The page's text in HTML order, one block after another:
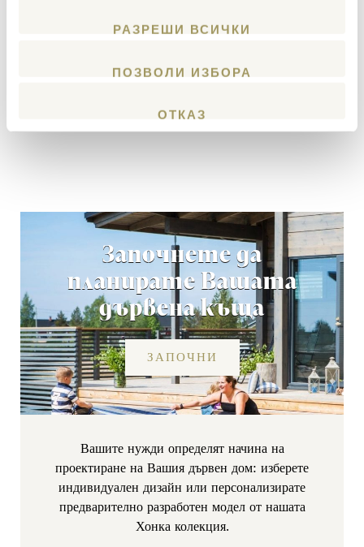
РАЗРЕШИ ВСИЧКИ
ПОЗВОЛИ ИЗБОРА
ОТКАЗ
Структура на стените: Не-слягащи греди
Honka ID: 002823
Започнете да
планирате Вашата
дървена къща
ЗАПОЧНИ
Вашите нужди определят начина на
проектиране на Вашия дървен дом: изберете
индивидуален дизайн или персонализирате
предварително разработен моделот нашата
Хонка колекция.